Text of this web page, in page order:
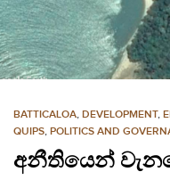
o
n
t
e
BATTICALOA, DEVELOPMENT,
QUIPS, POLITICS AND
අනීතියෙන්